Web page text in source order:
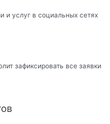
и услуг в социальных сетях
зафиксировать все заявки